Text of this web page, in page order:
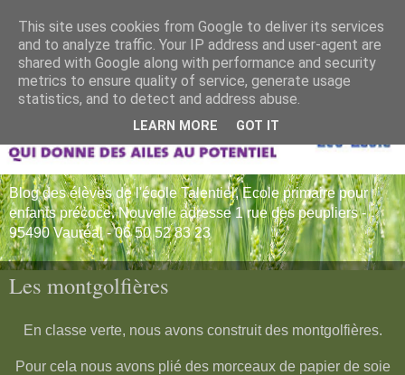
Blog des élèves de l'école Talentiel, Ecole primaire pour
enfants précoce. Nouvelle adresse 1 rue des peupliers -
95490 Vauréal - 06 50 52 83 23
Les montgolfières
En classe verte, nous avons construit des montgolfières.
Pour cela nous avons plié des morceaux de papier de soie
This site uses cookies from Google to deliver its services
and to analyze traffic. Your IP address and user-agent are
shared with Google along with performance and security
metrics to ensure quality of service, generate usage
statistics, and to detect and address abuse.
LEARN MORE GOT IT